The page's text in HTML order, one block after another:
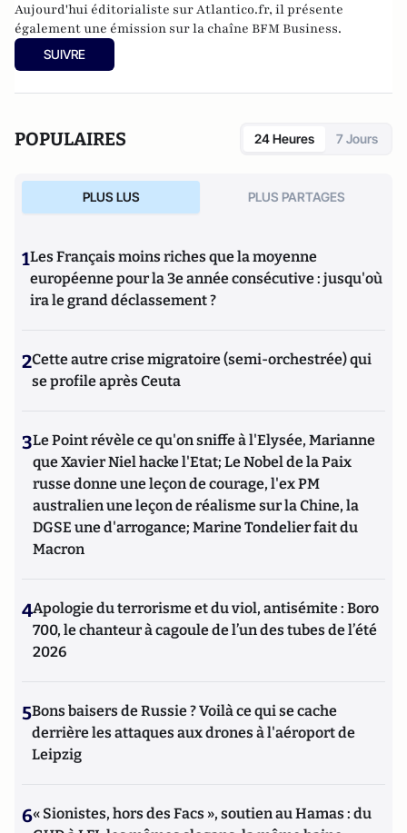
Aujourd'hui éditorialiste sur Atlantico.fr, il présente
également une émission sur la chaîne BFM Business.
SUIVRE
POPULAIRES 24 Heures 7 Jours
PLUS LUS PLUS PARTAGES
1Les Français moins riches que la moyenne
européenne pour la 3e année consécutive : jusqu'où
ira le grand déclassement ?
2Cette autre crise migratoire (semi-orchestrée) qui
se profile après Ceuta
3Le Point révèle ce qu'on sniffe à l'Elysée, Marianne
que Xavier Niel hacke l'Etat; Le Nobel de la Paix
russe donne une leçon de courage, l'ex PM
australien une leçon de réalisme sur la Chine, la
DGSE une d'arrogance; Marine Tondelier fait du
Macron
4Apologie du terrorisme et du viol, antisémite : Boro
700, le chanteur à cagoule de l’un des tubes de l’été
2026
5Bons baisers de Russie ? Voilà ce qui se cache
derrière les attaques aux drones à l'aéroport de
Leipzig
6« Sionistes, hors des Facs », soutien au Hamas : du